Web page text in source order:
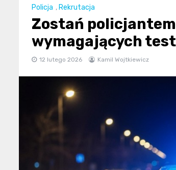
Policja , Rekrutacja
Zostań
wymagających
12 lutego 2026 Kamil Wojtkiewicz